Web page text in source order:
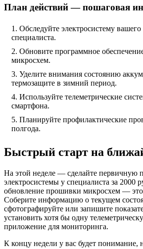
План действий — пошаговая
Обследуйте электросистему
специалиста.
Обновите программное
микросхем.
Уделите внимания состоянию
термозащите в зимний период.
Используйте телеметрические
смартфона.
Планируйте профилактические
полгода.
Быстрый старт на
На этой неделе — сделайте первичную
электросистемы у специалиста за 2000
обновление прошивки микросхем — это
Соберите информацию о текущем
сфотографируйте или запишите
установить хотя бы одну
приложение для мониторинга.
К концу недели у вас будет понимание,